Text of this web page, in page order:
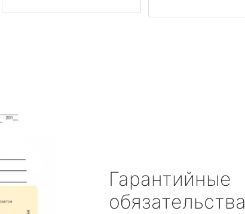
Гарантийные
обязательства